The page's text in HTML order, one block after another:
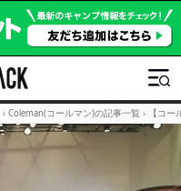
› Coleman(コールマン)の記事一覧 › 【コ